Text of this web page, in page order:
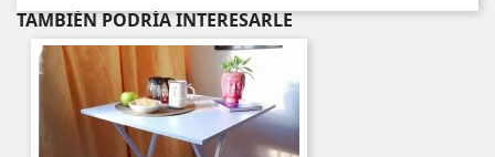
TAMBIÉN PODRÍA INTERESARLE